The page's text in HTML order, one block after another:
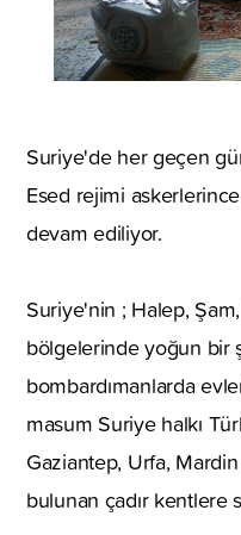
Suriye'de her geçen
Esed rejimi
devam ediliyor.
Suriye'nin ; Halep,
bölgelerinde yoğun bir
bombardımanlarda
masum Suriye halkı
Gaziantep, Urfa,
bulunan çadır kentlere